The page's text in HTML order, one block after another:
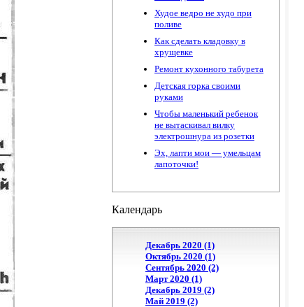
Худое ведро не худо при
поливе
Как сделать кладовку в
хрущевке
Ремонт кухонного табурета
Детская горка своими
руками
Чтобы маленький ребенок
не вытаскивал вилку
электрошнура из розетки
Эх, лапти мои — умельцам
лапоточки!
Календарь
Декабрь 2020 (1)
Октябрь 2020 (1)
Сентябрь 2020 (2)
Март 2020 (1)
Декабрь 2019 (2)
Май 2019 (2)